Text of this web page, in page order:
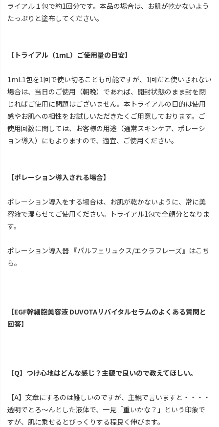
ライアル１包で約1回分です。本品の場合は、お肌が乾かないよう
たっぷりと塗布してください。
【トライアル（1mL）ご使用量の目安】
1mL1包を1回で使い切ることも可能ですが、1回だと使いきれない
場合は、当日のご使用（朝晩）であれば、開封状態のまま封を閉
じればご使用に問題はございません。本トライアルの目的は使用
感やお肌への相性をお試しいただきたくご用意しております。ご
使用回数に関しては、お客様の用途（通常スキンケア、ポレーシ
ョン導入）にもよりますので、適宜、ご使用ください。
【ポレーション導入される場合】
ポレーション導入をする場合は、お肌が乾かないように、常に美
容液で湿らせてご使用ください。トライアル1包で全顔分となりま
す。
ポレーション導入器 『パルフェリュクス/エクラフレーズ』はこち
ら。
【EGF幹細胞美容液 DUVOTAリバイタルセラムのよくある質問と
回答】
【Q】つけ心地はどんな感じ？主観で良いので教えてほしい。
【A】文章にするのは難しいのですが、主観で言いますと・・・・
透明でとろ～んとした液体で、一見「重いかな？」という印象で
すが、肌に乗せるとびっくりする程良く伸びます。